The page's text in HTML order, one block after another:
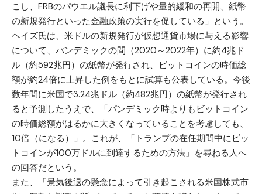
こし、FRBのパウエル議長に利下げや量的緩和の再開、紙幣
の新規発行といった金融政策の実行を促している」という。
ヘイズ氏は、米ドルの新規発行が仮想通貨市場に与える影響
について、パンデミックの間（2020～2022年）に約4兆ド
ル（約592兆円）の紙幣が発行され、ビットコインの時価総
額が約24倍に上昇した例をもとに試算も公表している。今後
数年間に米国で3.24兆ドル（約482兆円）の紙幣が発行され
ると予測したうえで、「パンデミック時よりもビットコイン
の時価総額がはるかに大きくなっていることを考慮しても、
10倍（になる）」。これが、「トランプの在任期間中にビッ
トコインが100万ドルに到達するための方法」を尋ねる人へ
の回答だという。
また、「景気後退の懸念によって引き起こされる米国株式市